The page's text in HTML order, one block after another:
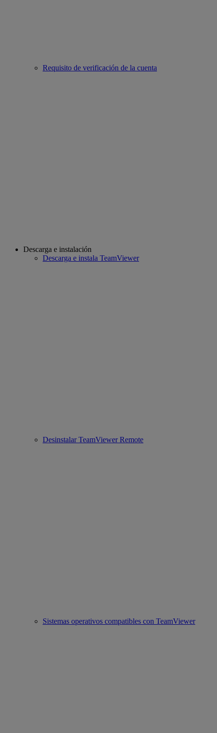
Requisito de verificación de la cuenta
Descarga e instalación
Descarga e instala TeamViewer
Desinstalar TeamViewer Remote
Sistemas operativos compatibles con TeamViewer